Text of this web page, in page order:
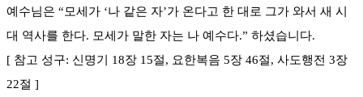
예수님은 “모세가 ‘나 같은 자’가 온다고 한 대로 그가 와서 새 시
대 역사를 한다. 모세가 말한 자는 나 예수다.” 하셨습니다.
[ 참고 성구: 신명기 18장 15절, 요한복음 5장 46절, 사도행전 3장
22절 ]